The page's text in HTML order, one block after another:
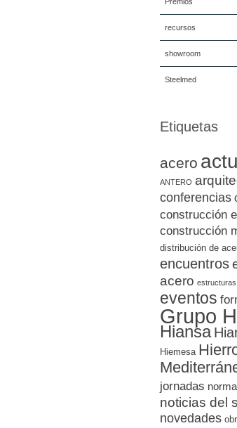
recursos
showroom
Steelmed
Etiquetas
acero
ANTERO
conferencias
construcción
construcción
distribución de
encuentros
acero
eventos
Grupo
Hiansa
Hiemesa
jornadas
noticias del
novedades